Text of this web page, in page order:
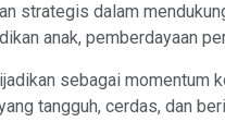
strategis dalam
anak, pemberdayaan
sebagai momentum
tangguh, cerdas, dan